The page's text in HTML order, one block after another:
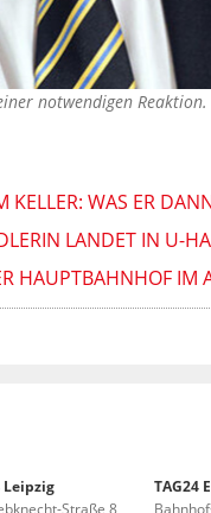
notwendigen
WAS ER
LANDET IN U-
HAUPTBAHNHOF IM
Leipzig
Straße 8
TAG24